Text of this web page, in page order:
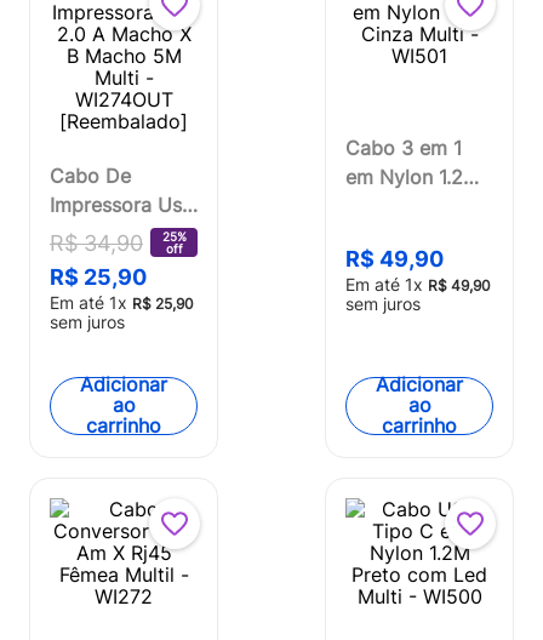
Cabo De
Impressora Usb
2.0 A Macho X
B Macho 5M
Multi -
WI274OUT
R$ 34,90
25%
off
R$ 25,90
Em até 1x R$ 25,90
sem juros
Adicionar
ao
carrinho
Cabo 3 em 1
em Nylon 1.2M
R$ 49,90
Em até 1x R$ 49,90
sem juros
Adicionar
ao
carrinho